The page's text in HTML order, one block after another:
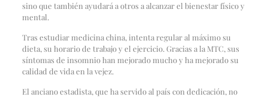
sino que también ayudará a otros a alcanzar el bienestar físico y
mental.
Tras estudiar medicina china, intenta regular al máximo su
dieta, su horario de trabajo y el ejercicio. Gracias a la MTC, sus
síntomas de insomnio han mejorado mucho y ha mejorado su
calidad de vida en la vejez.
El anciano estadista, que ha servido al país con dedicación, no